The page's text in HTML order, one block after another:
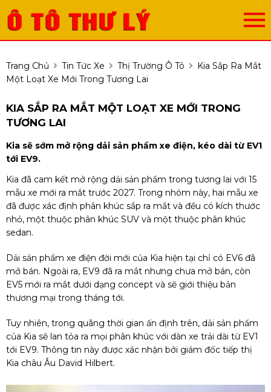
Trang Chủ Tin Tức Xe Thị Trường Ô Tô
Kia Sắp Ra Mắt
Một Loạt Xe Mới Trong Tương Lai
KIA SẮP RA MẮT MỘT LOẠT XE MỚI TRONG
TƯƠNG LAI
Kia sẽ sớm mở rộng dải sản phẩm xe điện, kéo dài từ EV1
tới EV9.
Kia đã cam kết mở rộng dải sản phẩm trong tương lai với 15
mẫu xe mới ra mắt trước 2027. Trong nhóm này, hai mẫu xe
đã được xác định phân khúc sắp ra mắt và đều có kích thước
nhỏ, một thuộc phân khúc SUV và một thuộc phân khúc
sedan.
Dải sản phẩm xe điện đời mới của Kia hiện tại chỉ có EV6 đã
mở bán. Ngoài ra, EV9 đã ra mắt nhưng chưa mở bán, còn
EV5 mới ra mắt dưới dạng concept và sẽ giới thiệu bản
thương mại trong tháng tới.
Tuy nhiên, trong quãng thời gian ấn định trên, dải sản phẩm
của Kia sẽ lan tỏa ra mọi phân khúc với dàn xe trải dài từ EV1
tới EV9. Thông tin này được xác nhận bởi giám đốc tiếp thị
Kia châu Âu David Hilbert.